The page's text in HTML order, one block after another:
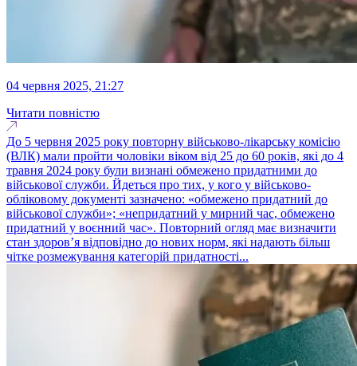
04 червня 2025, 21:27
Читати повністю
До 5 червня 2025 року повторну військово-лікарську комісію
(ВЛК) мали пройти чоловіки віком від 25 до 60 років, які до 4
травня 2024 року були визнані обмежено придатними до
військової служби. Йдеться про тих, у кого у військово-
обліковому документі зазначено: «обмежено придатний до
військової служби»; «непридатний у мирний час, обмежено
придатний у воєнний час». Повторний огляд має визначити
стан здоров’я відповідно до нових норм, які надають більш
чітке розмежування категорій придатності...